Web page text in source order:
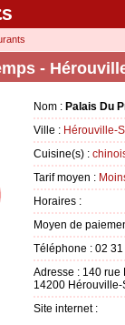
-
Nom : Palais Du
Ville : Hérouville-
Cuisine(s) :
Tarif moyen :
Horaires :
Moyen de
Téléphone : 02
Adresse : 140 rue
14200
Site internet :